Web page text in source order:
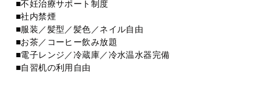
■不妊治療サポート制度
■社内禁煙
■服装／髪型／髪色／ネイル自由
■お茶／コーヒー飲み放題
■電子レンジ／冷蔵庫／冷水温水器完備
■自習机の利用自由